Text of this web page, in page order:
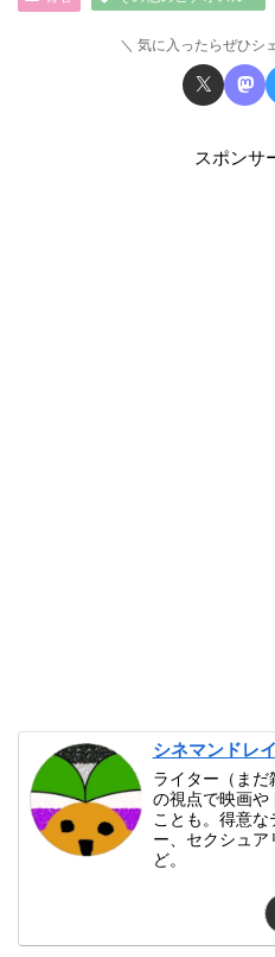
気に入ったらぜひシ
スポンサ
シネマンドレ
ライター（まだ
の視点で映画や
ことも。得意な
ー、セクシュア
ど。